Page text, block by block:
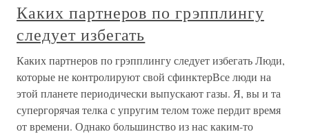
Каких партнеров по грэпплингу
следует избегать
Каких партнеров по грэпплингу следует избегать Люди,
которые не контролируют свой сфинктерВсе люди на
этой планете периодически выпускают газы. Я, вы и та
супергорячая телка с упругим телом тоже пердит время
от времени. Однако большинство из нас каким-то